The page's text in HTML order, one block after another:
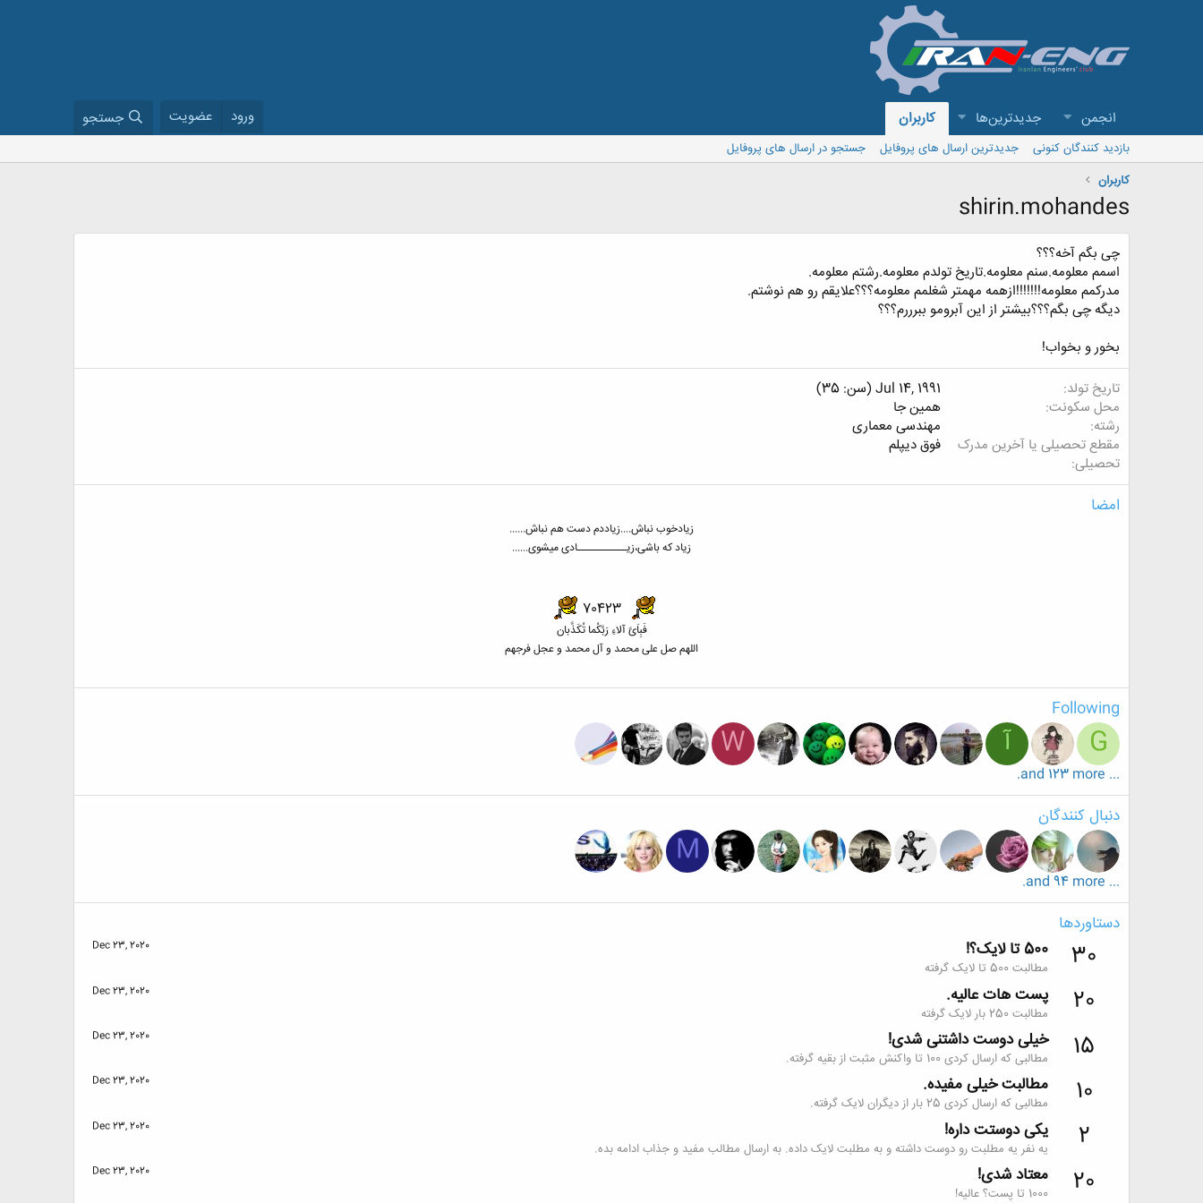
انجمن جدیدترین‌ها کاربران ورود عضویت جستجو
بازدید کنندگان کنونی جدیدترین ارسال های پروفایل
جستجو در ارسال های پروفایل
کاربران
shirin.mohandes
چی بگم آخه؟؟؟
اسمم معلومه.سنم معلومه.تاریخ تولدم معلومه.رشتم معلومه.
مدرکمم معلومه!!!!!!!ازهمه مهمتر شغلمم معلومه؟؟؟علایقم رو هم نوشتم.
دیگه چی بگم؟؟؟بیشتر از این آبرومو ببرررم؟؟؟
بخور و بخواب!
تاریخ تولد
Jul 14, 1991 (سن: 35)
محل سکونت
همین جا
رشته
مهندسی معماری
مقطع تحصیلی یا آخرین مدرک
تحصیلی
فوق دیپلم
امضا
زیادخوب نباش....زیاددم دست هم نباش......
زیاد که باشی،زیـــــــــــادی میشوی......
70423
فَبِاَیَّ آلاءِ رَبَّکُما تُکَذَّبان
اللهم صل علی محمد و آل محمد و عجل فرجهم
Following
G آ W
... and 123 more.
دنبال کنندگان
M
... and 94 more.
دستاوردها
30
Dec 23, 2020 500 تا لایک؟!
مطالبت 500 تا لایک گرفته
20
Dec 23, 2020 پست هات عالیه.
مطالبت 250 بار لایک گرفته
15
Dec 23, 2020 خیلی دوست داشتنی شدی!
مطالبی که ارسال کردی 100 تا واکنش مثبت از بقیه گرفته.
10
Dec 23, 2020 مطالبت خیلی مفیده.
مطالبی که ارسال کردی 25 بار از دیگران لایک گرفته.
2
Dec 23, 2020 یکی دوستت داره!
یه نفر یه مطلبت رو دوست داشته و به مطلبت لایک داده. به ارسال مطالب مفید و جذاب ادامه بده.
20
Dec 23, 2020 معتاد شدی!
1000 تا پست؟ عالیه!